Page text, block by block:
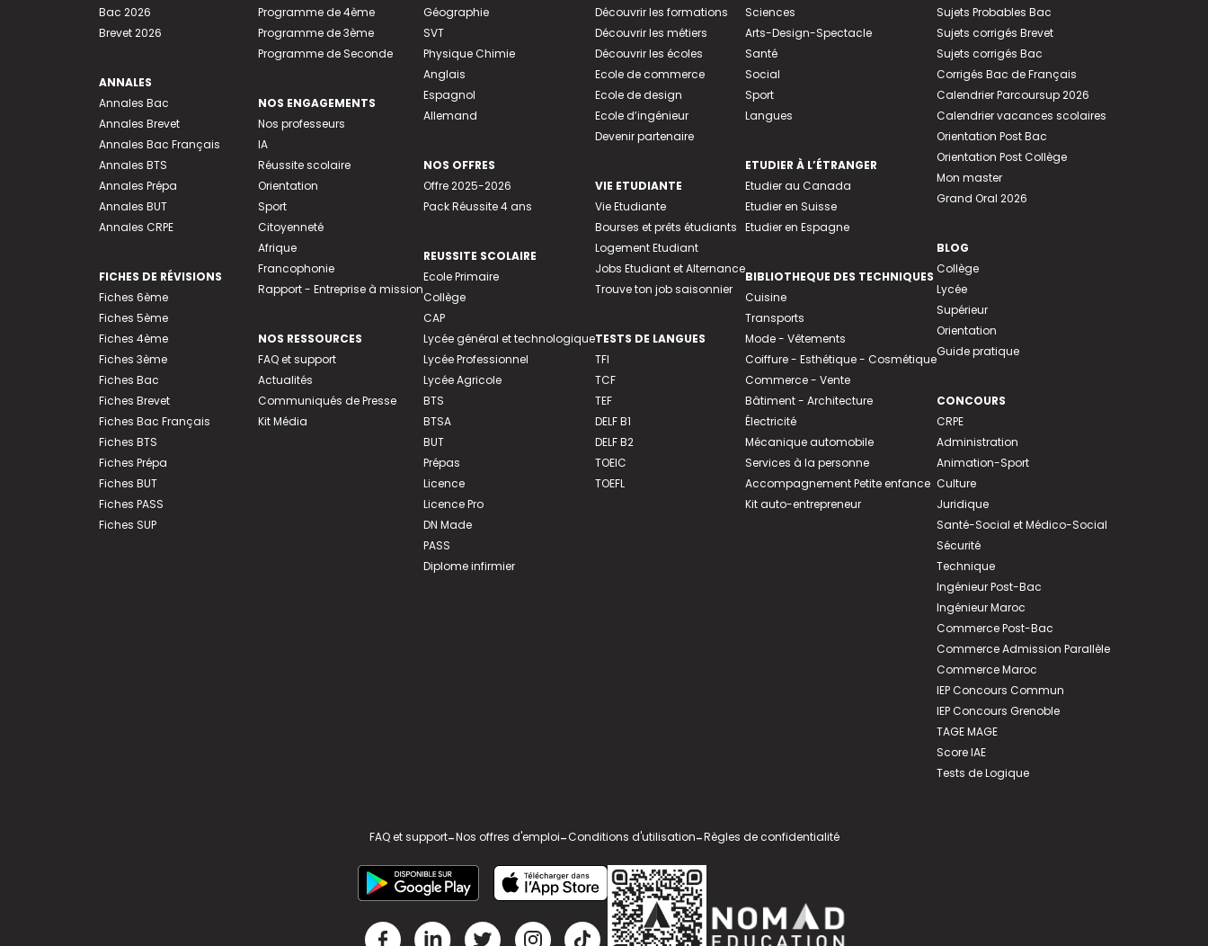
Bac 2026
Brevet 2026
ANNALES
Annales Bac
Annales Brevet
Annales Bac Français
Annales BTS
Annales Prépa
Annales BUT
Annales CRPE
FICHES DE RÉVISIONS
Fiches 6ème
Fiches 5ème
Fiches 4ème
Fiches 3ème
Fiches Bac
Fiches Brevet
Fiches Bac Français
Fiches BTS
Fiches Prépa
Fiches BUT
Fiches PASS
Fiches SUP
Programme de 4ème
Programme de 3ème
Programme de Seconde
NOS ENGAGEMENTS
Nos professeurs
IA
Réussite scolaire
Orientation
Sport
Citoyenneté
Afrique
Francophonie
Rapport - Entreprise à mission
NOS RESSOURCES
FAQ et support
Actualités
Communiqués de Presse
Kit Média
Géographie
SVT
Physique Chimie
Anglais
Espagnol
Allemand
NOS OFFRES
Offre 2025-2026
Pack Réussite 4 ans
REUSSITE SCOLAIRE
Ecole Primaire
Collège
CAP
Lycée général et technologique
Lycée Professionnel
Lycée Agricole
BTS
BTSA
BUT
Prépas
Licence
Licence Pro
DN Made
PASS
Diplome infirmier
Découvrir les formations
Découvrir les métiers
Découvrir les écoles
Ecole de commerce
Ecole de design
Ecole d’ingénieur
Devenir partenaire
VIE ETUDIANTE
Vie Etudiante
Bourses et prêts étudiants
Logement Etudiant
Jobs Etudiant et Alternance
Trouve ton job saisonnier
TESTS DE LANGUES
TFI
TCF
TEF
DELF B1
DELF B2
TOEIC
TOEFL
Sciences
Arts-Design-Spectacle
Santé
Social
Sport
Langues
ETUDIER À L’ÉTRANGER
Etudier au Canada
Etudier en Suisse
Etudier en Espagne
BIBLIOTHEQUE DES TECHNIQUES
Cuisine
Transports
Mode - Vêtements
Coiffure - Esthétique - Cosmétique
Commerce - Vente
Bâtiment - Architecture
Électricité
Mécanique automobile
Services à la personne
Accompagnement Petite enfance
Kit auto-entrepreneur
Sujets Probables Bac
Sujets corrigés Brevet
Sujets corrigés Bac
Corrigés Bac de Français
Calendrier Parcoursup 2026
Calendrier vacances scolaires
Orientation Post Bac
Orientation Post Collège
Mon master
Grand Oral 2026
BLOG
Collège
Lycée
Supérieur
Orientation
Guide pratique
CONCOURS
CRPE
Administration
Animation-Sport
Culture
Juridique
Santé-Social et Médico-Social
Sécurité
Technique
Ingénieur Post-Bac
Ingénieur Maroc
Commerce Post-Bac
Commerce Admission Parallèle
Commerce Maroc
IEP Concours Commun
IEP Concours Grenoble
TAGE MAGE
Score IAE
Tests de Logique
FAQ et support-Nos offres d'emploi-Conditions d'utilisation-Règles de confidentialité